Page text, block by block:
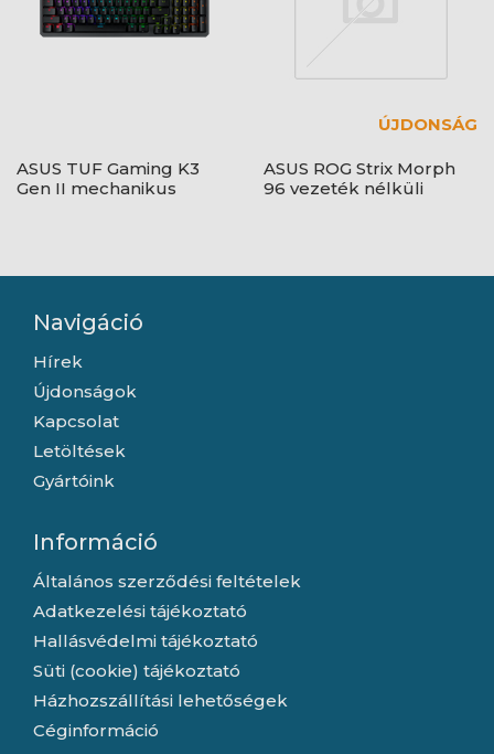
ASUS TUF Gaming K3
Gen II mechanikus
ÚJDONSÁG
ASUS ROG Strix Morph
96 vezeték nélküli
Navigáció
Hírek
Újdonságok
Kapcsolat
Letöltések
Gyártóink
Információ
Általános szerződési feltételek
Adatkezelési tájékoztató
Hallásvédelmi tájékoztató
Süti (cookie) tájékoztató
Házhozszállítási lehetőségek
Céginformáció